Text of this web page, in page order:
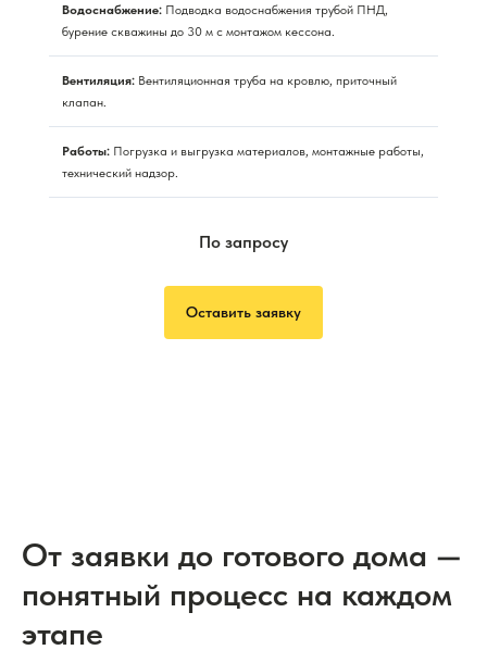
Водоснабжение: Подводка водоснабжения трубой ПНД,
бурение скважины до 30 м с монтажом кессона.
Вентиляция: Вентиляционная труба на кровлю, приточный
клапан.
Работы: Погрузка и выгрузка материалов, монтажные работы,
технический надзор.
По запросу
Оставить заявку
От заявки до готового дома —
понятный процесс на каждом
этапе